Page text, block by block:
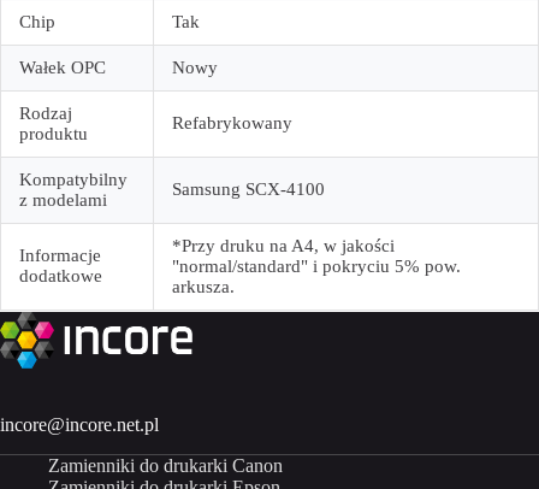
Chip Tak
Wałek OPC Nowy
Rodzaj
produktu
Refabrykowany
Kompatybilny
z modelami
Samsung SCX-4100
Informacje
dodatkowe
*Przy druku na A4, w jakości
"normal/standard" i pokryciu 5% pow.
arkusza.
incore@incore.net.pl
Zamienniki do drukarki Canon